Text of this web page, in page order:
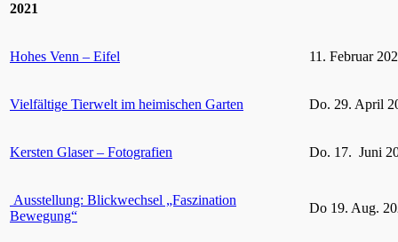
2021
Hohes Venn – Eifel 11. Februar
Vielfältige Tierwelt im heimischen Garten Do. 29. April
Kersten Glaser – Fotografien Do. 17. Juni
Ausstellung: Blickwechsel „Faszination
Bewegung“
Do 19. Aug.